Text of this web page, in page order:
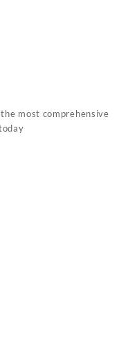
most comprehensive